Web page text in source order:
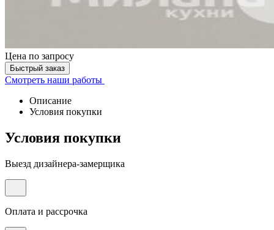
Цена по запросу
Быстрый заказ
Смотреть наши работы
Описание
Условия покупки
Условия покупки
Выезд дизайнера-замерщика
Оплата и рассрочка